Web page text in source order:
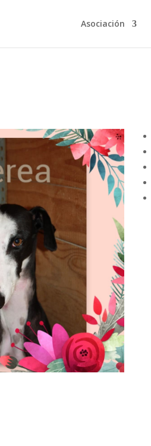
Asociación